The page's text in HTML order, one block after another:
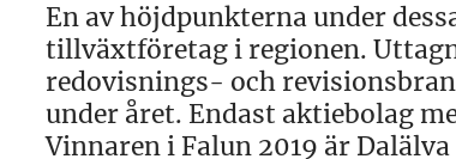
En av höjdpunkterna under
tillväxtföretag i regionen.
redovisnings- och
under året. Endast aktiebolag
Vinnaren i Falun 2019 är